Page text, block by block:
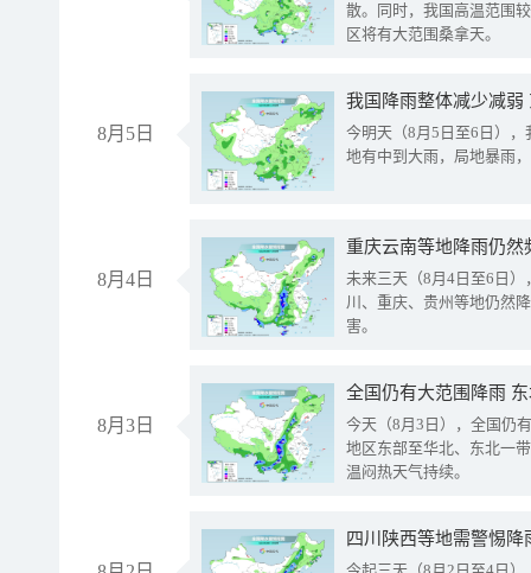
散。同时，我国高温范围
区将有大范围桑拿天。
8月5日
我国降雨整体减少减弱
今明天（8月5日至6日）
地有中到大雨，局地暴雨
8月4日
重庆云南等地降雨仍然
未来三天（8月4日至6日
川、重庆、贵州等地仍然
害。
8月3日
全国仍有大范围降雨
今天（8月3日），全国仍
地区东部至华北、东北一
温闷热天气持续。